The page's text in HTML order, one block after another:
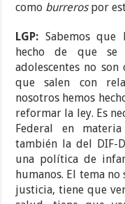
como burreros por
LGP: Sabemos
hecho de que se
adolescentes no
que salen con
nosotros hemos
reformar la ley. Es
Federal en
también la del DIF-
una política de
humanos. El tema
justicia, tiene que